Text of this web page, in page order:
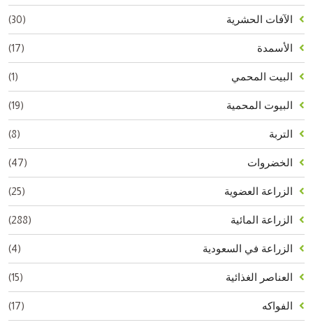
الآفات الحشرية (30)
الأسمدة (17)
البيت المحمي (1)
البيوت المحمية (19)
التربة (8)
الخضروات (47)
الزراعة العضوية (25)
الزراعة المائية (288)
الزراعة في السعودية (4)
العناصر الغذائية (15)
الفواكه (17)